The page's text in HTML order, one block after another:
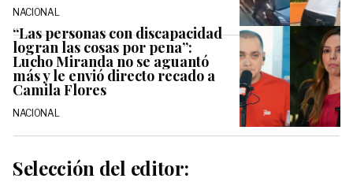
NACIONAL
“Las personas con discapacidad
logran las cosas por pena”:
Lucho Miranda no se aguantó
más y le envió directo recado a
Camila Flores
NACIONAL
Selección del editor: